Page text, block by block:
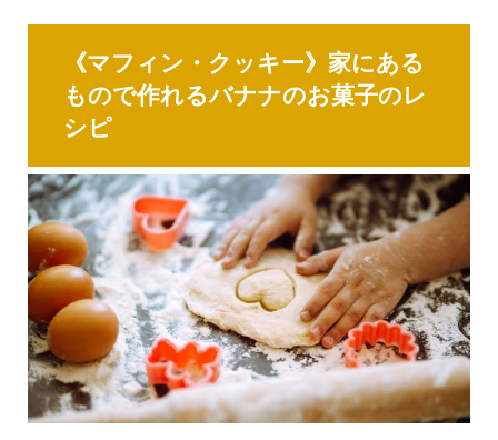
《マフィン・クッキー》家にある
もので作れるバナナのお菓子のレ
シピ